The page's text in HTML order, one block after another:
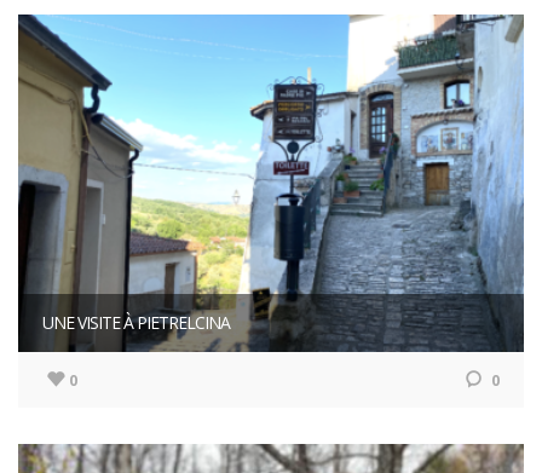
UNE VISITE À PIETRELCINA
0 0